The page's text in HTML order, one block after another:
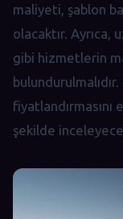
maliyeti, şablon
olacaktır. Ayrıca,
gibi hizmetlerin
şekilde